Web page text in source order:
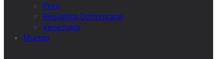
Peru
Républica Dominicana
Venezuela
Mundo